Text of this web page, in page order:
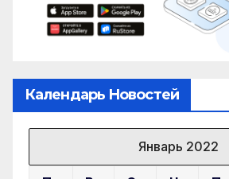
Календарь Новостей
Январь 2022